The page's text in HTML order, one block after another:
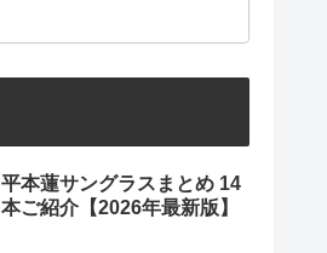
平本蓮サングラスまとめ 14
本ご紹介【2026年最新版】